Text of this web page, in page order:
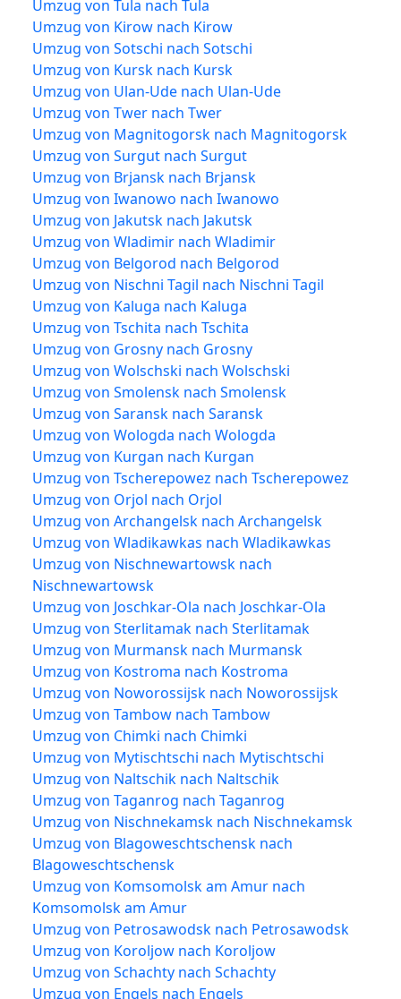
Umzug von Tula nach Tula
Umzug von Kirow nach Kirow
Umzug von Sotschi nach Sotschi
Umzug von Kursk nach Kursk
Umzug von Ulan-Ude nach Ulan-Ude
Umzug von Twer nach Twer
Umzug von Magnitogorsk nach Magnitogorsk
Umzug von Surgut nach Surgut
Umzug von Brjansk nach Brjansk
Umzug von Iwanowo nach Iwanowo
Umzug von Jakutsk nach Jakutsk
Umzug von Wladimir nach Wladimir
Umzug von Belgorod nach Belgorod
Umzug von Nischni Tagil nach Nischni Tagil
Umzug von Kaluga nach Kaluga
Umzug von Tschita nach Tschita
Umzug von Grosny nach Grosny
Umzug von Wolschski nach Wolschski
Umzug von Smolensk nach Smolensk
Umzug von Saransk nach Saransk
Umzug von Wologda nach Wologda
Umzug von Kurgan nach Kurgan
Umzug von Tscherepowez nach Tscherepowez
Umzug von Orjol nach Orjol
Umzug von Archangelsk nach Archangelsk
Umzug von Wladikawkas nach Wladikawkas
Umzug von Nischnewartowsk nach
Nischnewartowsk
Umzug von Joschkar-Ola nach Joschkar-Ola
Umzug von Sterlitamak nach Sterlitamak
Umzug von Murmansk nach Murmansk
Umzug von Kostroma nach Kostroma
Umzug von Noworossijsk nach Noworossijsk
Umzug von Tambow nach Tambow
Umzug von Chimki nach Chimki
Umzug von Mytischtschi nach Mytischtschi
Umzug von Naltschik nach Naltschik
Umzug von Taganrog nach Taganrog
Umzug von Nischnekamsk nach Nischnekamsk
Umzug von Blagoweschtschensk nach
Blagoweschtschensk
Umzug von Komsomolsk am Amur nach
Komsomolsk am Amur
Umzug von Petrosawodsk nach Petrosawodsk
Umzug von Koroljow nach Koroljow
Umzug von Schachty nach Schachty
Umzug von Engels nach Engels